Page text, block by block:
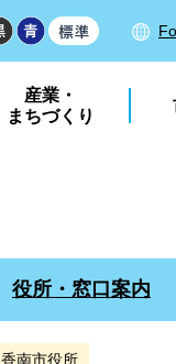
産業・
まちづくり
役所・窓口案内
香南市役所